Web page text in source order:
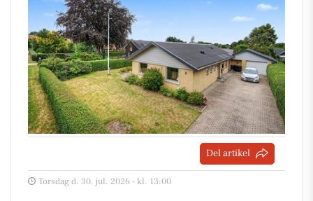
Del artikel
Torsdag d. 30. jul. 2026 - kl. 13:00